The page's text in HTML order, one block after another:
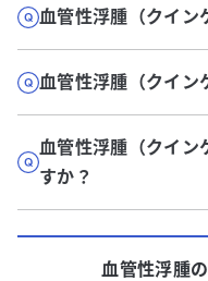
血管性浮腫（クイン
血管性浮腫（クイン
血管性浮腫（クイン
すか？
血管性浮腫